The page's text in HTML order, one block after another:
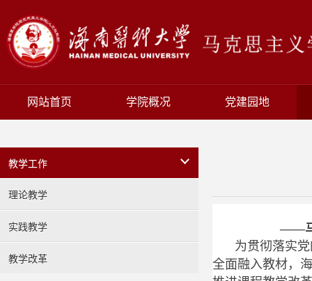
网站首页 学院概况 党建园地
教学工作
理论教学
实践教学
教学改革
——马
为贯彻落实
全面融入教材，